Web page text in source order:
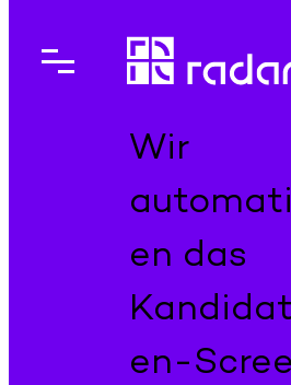
Inhalt
Wir
en das
en-